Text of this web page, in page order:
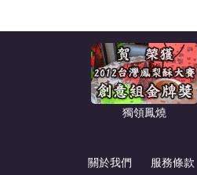
獨領鳳燒
關於我們 服務條款